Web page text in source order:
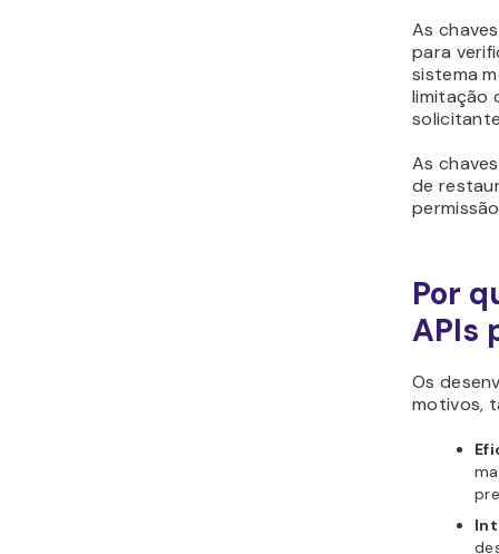
As
para
sistema
limitação
As
de
Por
APIs
Os
motivos,